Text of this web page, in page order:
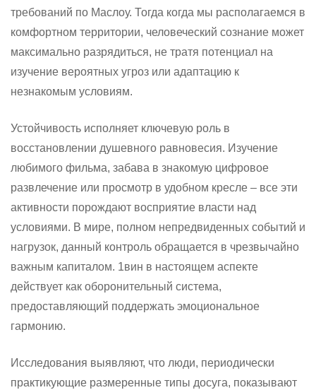
требований по Маслоу. Тогда когда мы располагаемся в
комфортном территории, человеческий сознание может
максимально разрядиться, не тратя потенциал на
изучение вероятных угроз или адаптацию к
незнакомым условиям.
Устойчивость исполняет ключевую роль в
восстановлении душевного равновесия. Изучение
любимого фильма, забава в знакомую цифровое
развлечение или просмотр в удобном кресле – все эти
активности порождают восприятие власти над
условиями. В мире, полном непредвиденных событий и
нагрузок, данный контроль обращается в чрезвычайно
важным капиталом. 1вин в настоящем аспекте
действует как оборонительный система,
предоставляющий поддержать эмоциональное
гармонию.
Исследования выявляют, что люди, периодически
практикующие размеренные типы досуга, показывают